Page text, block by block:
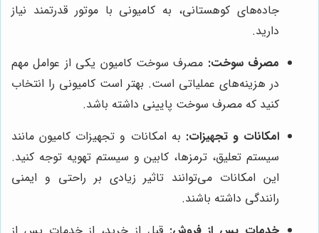
جاده‌های کوهستانی، به کامیونی با موتور قدرتمند نیاز
دارید.
مصرف سوخت: مصرف سوخت کامیون یکی از عوامل مهم
در هزینه‌های عملیاتی است. بهتر است کامیونی را انتخاب
کنید که مصرف سوخت پایینی داشته باشد.
امکانات و تجهیزات: به امکانات و تجهیزات کامیون مانند
سیستم تعلیق، ترمزها، کابین و سیستم تهویه توجه کنید.
این امکانات می‌توانند تاثیر زیادی بر راحتی و ایمنی
رانندگی داشته باشند.